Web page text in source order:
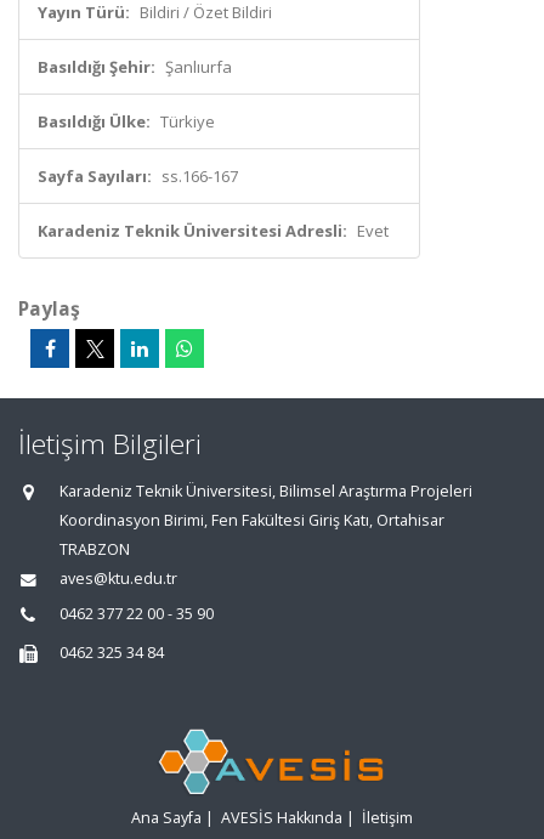
Yayın Türü: Bildiri / Özet Bildiri
Basıldığı Şehir: Şanlıurfa
Basıldığı Ülke: Türkiye
Sayfa Sayıları: ss.166-167
Karadeniz Teknik Üniversitesi Adresli: Evet
Paylaş
İletişim Bilgileri
Karadeniz Teknik Üniversitesi, Bilimsel Araştırma Projeleri
Koordinasyon Birimi, Fen Fakültesi Giriş Katı, Ortahisar
TRABZON
aves@ktu.edu.tr
0462 377 22 00 - 35 90
0462 325 34 84
Ana Sayfa | AVESİS Hakkında | İletişim